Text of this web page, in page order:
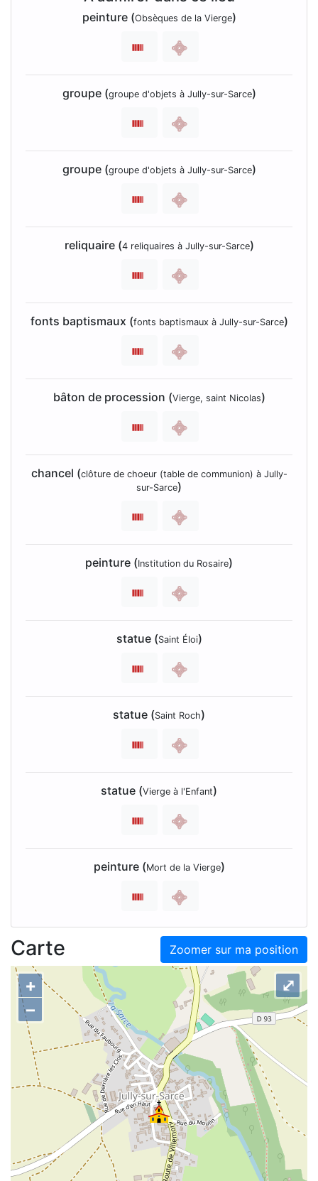
peinture (Obsèques de la Vierge)
groupe (groupe d'objets à Jully-sur-Sarce)
groupe (groupe d'objets à Jully-sur-Sarce)
reliquaire (4 reliquaires à Jully-sur-Sarce)
fonts baptismaux (fonts baptismaux à Jully-sur-Sarce)
bâton de procession (Vierge, saint Nicolas)
chancel (clôture de choeur (table de communion) à Jully-
sur-Sarce)
peinture (Institution du Rosaire)
statue (Saint Éloi)
statue (Saint Roch)
statue (Vierge à l'Enfant)
peinture (Mort de la Vierge)
Zoomer sur ma position
Carte
+
–
⤢